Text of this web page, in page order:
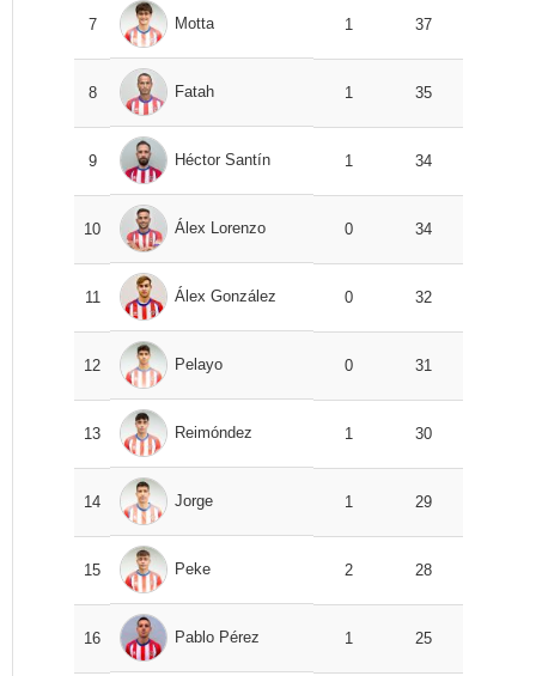
7 Motta 1 37
8 Fatah 1 35
9 Héctor Santín 1 34
10 Álex Lorenzo 0 34
11 Álex González 0 32
12 Pelayo 0 31
13 Reimóndez 1 30
14 Jorge 1 29
15 Peke 2 28
16 Pablo Pérez 1 25